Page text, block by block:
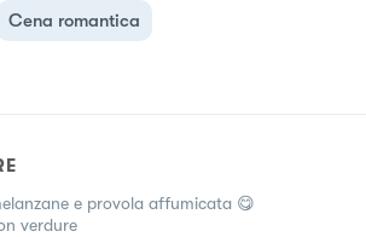
Cena romantica
e provola affumicata 😋
verdure